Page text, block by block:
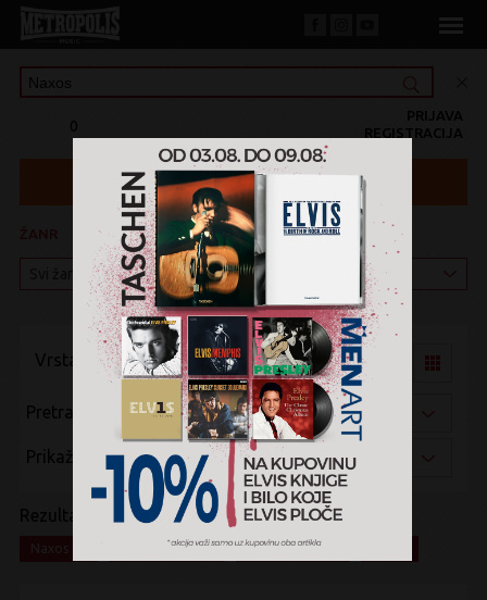
0 REGISTRACIJA
PRIJAVA
KATEGORIJA
Vrsta pregleda:
Pretraži po:
Prikaži po:
Rezultati pretrage:
Heavy Metal x Trash Metal